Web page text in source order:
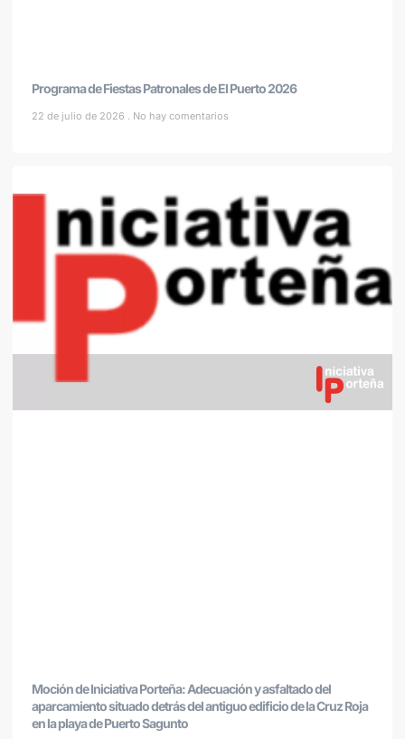
Programa de Fiestas Patronales de El Puerto 2026
22 de julio de 2026 No hay comentarios
Moción de Iniciativa Porteña: Adecuación y asfaltado del
aparcamiento situado detrás del antiguo edificio de la Cruz Roja
en la playa de Puerto Sagunto